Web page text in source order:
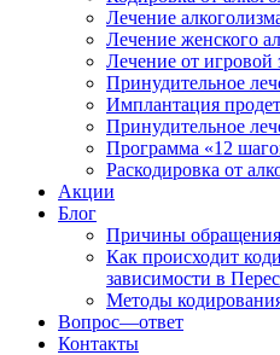
Лечение
Лечение женского
Лечение от игровой
Принудительное
Имплантация
Принудительное
Программа «12
Раскодировка от
Акции
Блог
Причины обращения
Как происходит
зависимости в
Методы
Вопрос—ответ
Контакты